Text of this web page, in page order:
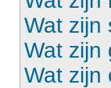
Wat zijn
Wat zijn
Wat zijn